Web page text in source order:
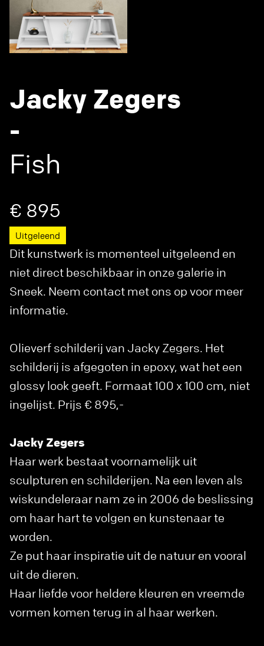
Jacky Zegers
-
Fish
€ 895
Uitgeleend
Dit kunstwerk is momenteel uitgeleend en
niet direct beschikbaar in onze galerie in
Sneek. Neem contact met ons op voor meer
informatie.
Olieverf schilderij van Jacky Zegers. Het
schilderij is afgegoten in epoxy, wat het een
glossy look geeft. Formaat 100 x 100 cm, niet
ingelijst. Prijs € 895,-
Jacky Zegers
Haar werk bestaat voornamelijk uit
sculpturen en schilderijen. Na een leven als
wiskundeleraar nam ze in 2006 de beslissing
om haar hart te volgen en kunstenaar te
worden.
Ze put haar inspiratie uit de natuur en vooral
uit de dieren.
Haar liefde voor heldere kleuren en vreemde
vormen komen terug in al haar werken.